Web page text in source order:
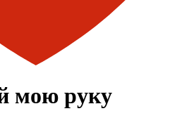
мою руку